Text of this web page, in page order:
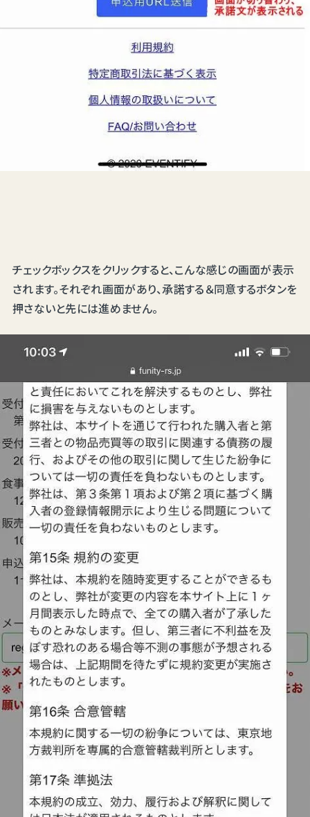
チェックボックスをクリックすると、こんな感じの画面が表示
されます。それぞれ画面があり、承諾する＆同意するボタンを
押さないと先には進めません。